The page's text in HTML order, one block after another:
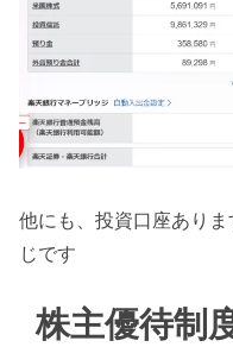
他にも、投資口座あり
じです
株主優待制